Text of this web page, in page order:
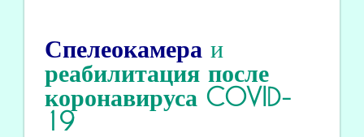
Спелеокамера и
реабилитацияпосле
коронавируса COVID-
19